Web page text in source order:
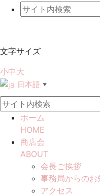
文字サイズ
小中大
日本語 ▼
ホーム
HOME
商店会
ABOUT
会長ご挨拶
事務局からのお
アクセス